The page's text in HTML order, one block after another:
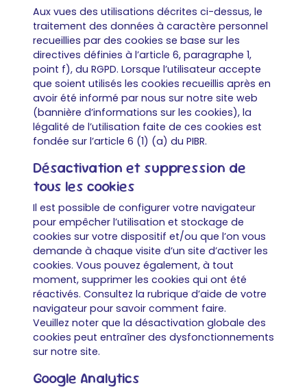
Aux vues des utilisations décrites ci-dessus, le
traitement des données à caractère personnel
recueillies par des cookies se base sur les
directives définies à l’article 6, paragraphe 1,
point f), du RGPD. Lorsque l’utilisateur accepte
que soient utilisés les cookies recueillis après en
avoir été informé par nous sur notre site web
(bannière d’informations sur les cookies), la
légalité de l’utilisation faite de ces cookies est
fondée sur l’article 6 (1) (a) du PIBR.
Désactivation et suppression de
tous les cookies
Il est possible de configurer votre navigateur
pour empêcher l’utilisation et stockage de
cookies sur votre dispositif et/ou que l’on vous
demande à chaque visite d’un site d’activer les
cookies. Vous pouvez également, à tout
moment, supprimer les cookies qui ont été
réactivés. Consultez la rubrique d’aide de votre
navigateur pour savoir comment faire.
Veuillez noter que la désactivation globale des
cookies peut entraîner des dysfonctionnements
sur notre site.
Google Analytics